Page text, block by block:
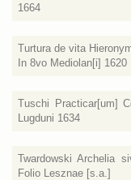
1664
Turtura de vita
In 8vo Mediolan[i] 1620
Tuschi Practicar[um]
Lugduni 1634
Twardowski Archelia
Folio Lesznae [s.a.]